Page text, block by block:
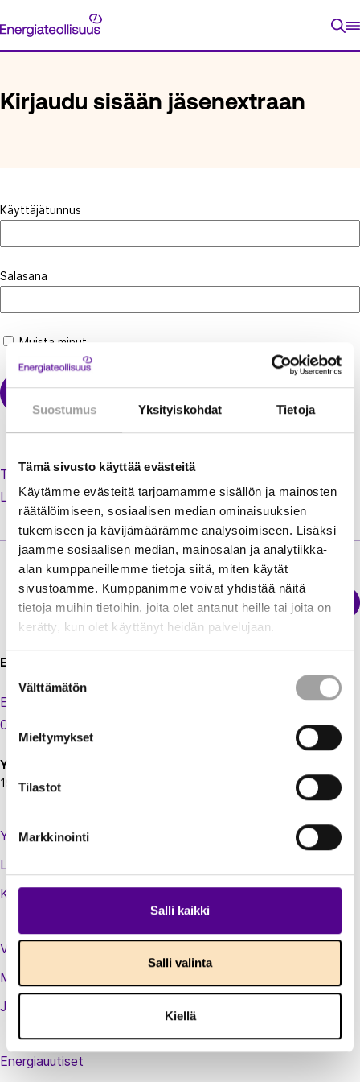
Suostumus Yksityiskohdat Tietoja
Tämä sivusto käyttää evästeitä
Käytämme evästeitä tarjoamamme sisällön ja mainosten
räätälöimiseen, sosiaalisen median ominaisuuksien
tukemiseen ja kävijämäärämme analysoimiseen. Lisäksi
jaamme sosiaalisen median, mainosalan ja analytiikka-
alan kumppaneillemme tietoja siitä, miten käytät
sivustoamme. Kumppanimme voivat yhdistää näitä
tietoja muihin tietoihin, joita olet antanut heille tai joita on
kerätty, kun olet käyttänyt heidän palvelujaan.
Suostumuksen
valinta
Välttämätön
Mieltymykset
Tilastot
Markkinointi
Salli kaikki
Salli valinta
Kiellä
suoraan
Energiateollisuus
ETUSIVU
Kirjaudu sisään jäsenextraan
Käyttäjätunnus
Salasana
Muista minut
Tilaa uusi salasana unohtuneen tilalle
Luo käyttäjätili jäsenextraan
Energiateollisuus
Sähkökatkokartta
Energiateollisuus ry
Eteläranta 10,
00130 Helsinki
Y-tunnus:
1924697-5
Yhteystiedot
Laskutustiedot
Kirjaudu sisään jäsenextraan
Vastuullisuusteot
Medialle
Jäsenluettelo
Energiauutiset